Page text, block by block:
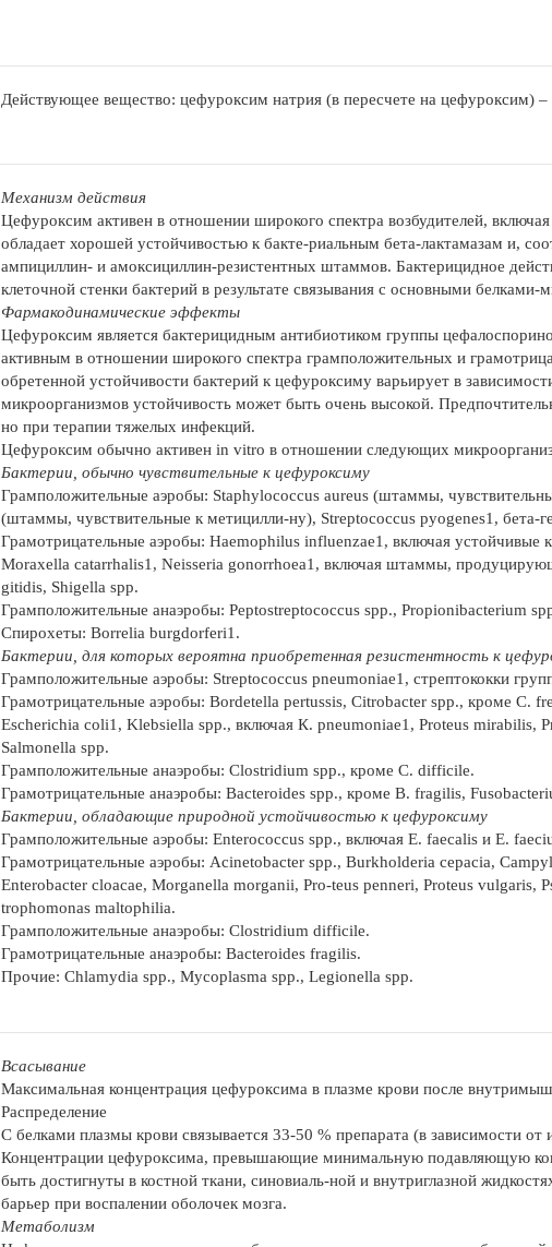
Действующее вещество: цефуроксим натрия (в пересчете на цефуроксим) –
Механизм действия
Цефуроксим активен в отношении широкого спектра возбудителей,
обладает хорошей устойчивостью к бакте-риальным бета-лактамазам и,
ампициллин- и амоксициллин-резистентных штаммов. Бактерицидное
клеточной стенки бактерий в результате связывания с основными
Фармакодинамические эффекты
Цефуроксим является бактерицидным антибиотиком группы
активным в отношении широкого спектра грамположительных и
обретенной устойчивости бактерий к цефуроксиму варьирует в
микроорганизмов устойчивость может быть очень высокой.
но при терапии тяжелых инфекций.
Цефуроксим обычно активен in vitro в отношении следующих
Бактерии, обычно чувствительные к цефуроксиму
Грамположительные аэробы: Staphylococcus aureus (штаммы,
(штаммы, чувствительные к метицилли-ну), Streptococcus pyogenes1, бета-
Грамотрицательные аэробы: Haemophilus influenzae1, включая
Moraxella catarrhalis1, Neisseria gonorrhoea1, включая штаммы,
gitidis, Shigella spp.
Грамположительные анаэробы: Peptostreptococcus spp., Propionibacterium
Спирохеты: Borrelia burgdorferi1.
Бактерии, для которых вероятна приобретенная резистентность к
Грамположительные аэробы: Streptococcus pneumoniae1, стрептококки
Грамотрицательные аэробы: Bordetella pertussis, Citrobacter spp., кроме C.
Escherichia coli1, Klebsiella spp., включая К. pneumoniae1, Proteus mirabilis,
Salmonella spp.
Грамположительные анаэробы: Clostridium spp., кроме C. difficile.
Грамотрицательные анаэробы: Bacteroides spp., кроме В. fragilis,
Бактерии, обладающие природной устойчивостью к цефуроксиму
Грамположительные аэробы: Enterococcus spp., включая E. faecalis и Е.
Грамотрицательные аэробы: Acinetobacter spp., Burkholderia cepacia,
Enterobacter cloacae, Morganella morganii, Pro-teus penneri, Proteus vulgaris,
trophomonas maltophilia.
Грамположительные анаэробы: Clostridium difficile.
Грамотрицательные анаэробы: Bacteroides fragilis.
Прочие: Chlamydia spp., Mycoplasma spp., Legionella spp.
Всасывание
Максимальная концентрация цефуроксима в плазме крови после
Распределение
С белками плазмы крови связывается 33-50 % препарата (в зависимости от
Концентрации цефуроксима, превышающие минимальную подавляющую
быть достигнуты в костной ткани, синовиаль-ной и внутриглазной
барьер при воспалении оболочек мозга.
Метаболизм